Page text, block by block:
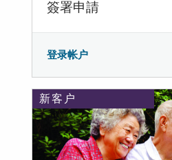
簽署申請
登录帐户
新客户